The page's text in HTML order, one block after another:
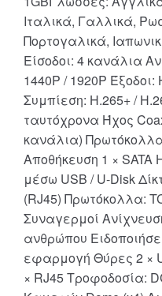
Ιταλικά, Γαλλικά,
Πορτογαλικά,
Είσοδοι: 4 κανάλια
1440P / 1920P Έξοδοι:
Συμπίεση: H.265+ /
ταυτόχρονα Ήχος
κανάλια)
Αποθήκευση 1 × SATA
μέσω USB / U-Disk
(RJ45) Πρωτόκολλα:
Συναγερμοί
ανθρώπου
εφαρμογή Θύρες 2 ×
× RJ45 Τροφοδοσία: